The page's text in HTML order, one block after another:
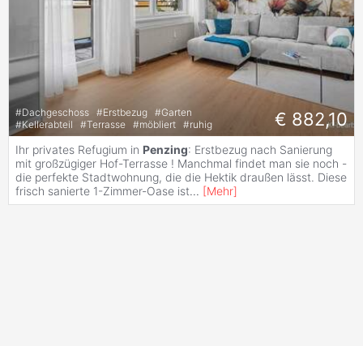
#Dachgeschoss #Erstbezug #Garten
#Kellerabteil #Terrasse #möbliert #ruhig € 882,10
Ihr privates Refugium in Penzing: Erstbezug nach Sanierung
mit großzügiger Hof-Terrasse ! Manchmal findet man sie noch -
die perfekte Stadtwohnung, die die Hektik draußen lässt. Diese
frisch sanierte 1-Zimmer-Oase ist... [Mehr]